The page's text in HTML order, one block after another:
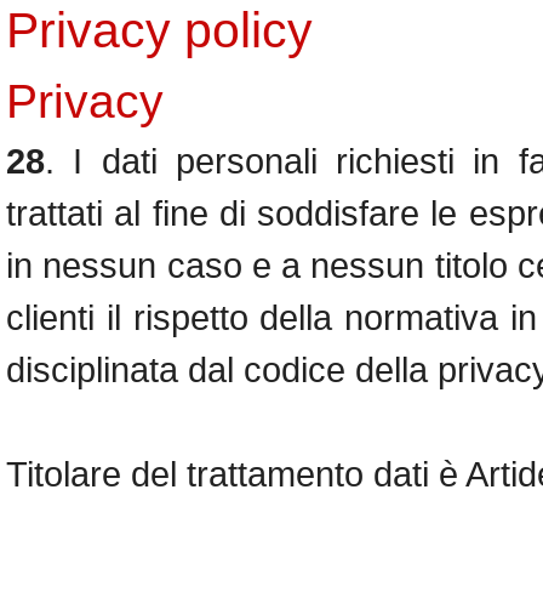
Privacy policy
Privacy
28. I dati personali richiesti in
trattati al fine di soddisfare le
in nessun caso e a nessun titolo
clienti il rispetto della normativa
disciplinata dal codice della
Titolare del trattamento dati è